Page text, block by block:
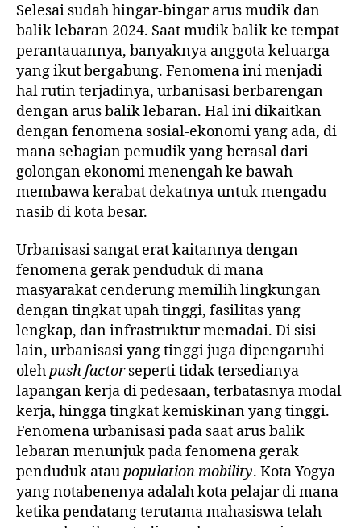
Selesai sudah hingar-bingar arus mudik dan
balik lebaran 2024. Saat mudik balik ke tempat
perantauannya, banyaknya anggota keluarga
yang ikut bergabung. Fenomena ini menjadi
hal rutin terjadinya, urbanisasi berbarengan
dengan arus balik lebaran. Hal ini dikaitkan
dengan fenomena sosial-ekonomi yang ada, di
mana sebagian pemudik yang berasal dari
golongan ekonomi menengah ke bawah
membawa kerabat dekatnya untuk mengadu
nasib di kota besar.
Urbanisasi sangat erat kaitannya dengan
fenomena gerak penduduk di mana
masyarakat cenderung memilih lingkungan
dengan tingkat upah tinggi, fasilitas yang
lengkap, dan infrastruktur memadai. Di sisi
lain, urbanisasi yang tinggi juga dipengaruhi
olehpush factorseperti tidak tersedianya
lapangan kerja di pedesaan, terbatasnya modal
kerja, hingga tingkat kemiskinan yang tinggi.
Fenomena urbanisasi pada saat arus balik
lebaran menunjuk pada fenomena gerak
penduduk ataupopulation mobility. Kota Yogya
yang notabenenya adalah kota pelajar di mana
ketika pendatang terutama mahasiswa telah